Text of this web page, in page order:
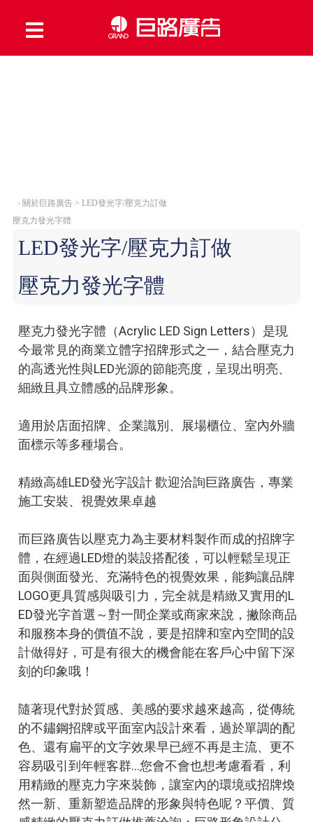
‧關於巨路廣告 > LED發光字/壓克力訂做
壓克力發光字體
LED發光字/壓克力訂做
壓克力發光字體
壓克力發光字體（Acrylic LED Sign Letters）是現
今最常見的商業立體字招牌形式之一，結合壓克力
的高透光性與LED光源的節能亮度，呈現出明亮、
細緻且具立體感的品牌形象。
適用於店面招牌、企業識別、展場櫃位、室內外牆
面標示等多種場合。
精緻高雄LED發光字設計 歡迎洽詢巨路廣告，專業
施工安裝、視覺效果卓越
而巨路廣告以壓克力為主要材料製作而成的招牌字
體，在經過LED燈的裝設搭配後，可以輕鬆呈現正
面與側面發光、充滿特色的視覺效果，能夠讓品牌
LOGO更具質感與吸引力，完全就是精緻又實用的L
ED發光字首選～對一間企業或商家來說，撇除商品
和服務本身的價值不說，要是招牌和室內空間的設
計做得好，可是有很大的機會能在客戶心中留下深
刻的印象哦！
隨著現代對於質感、美感的要求越來越高，從傳統
的不鏽鋼招牌或平面室內設計來看，過於單調的配
色、還有扁平的文字效果早已經不再是主流、更不
容易吸引到年輕客群…您會不會也想考慮看看，利
用精緻的壓克力字來裝飾，讓室內的環境或招牌煥
然一新、重新塑造品牌的形象與特色呢？平價、質